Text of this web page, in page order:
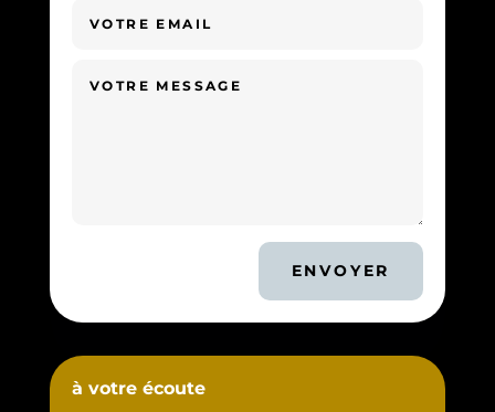
ENVOYER
à votre écoute